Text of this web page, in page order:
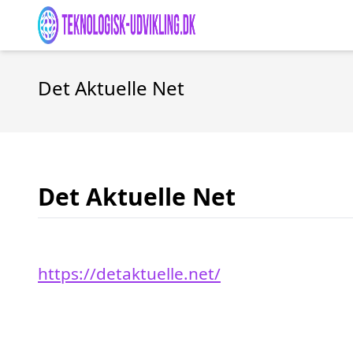
Det Aktuelle Net
Det Aktuelle Net
https://detaktuelle.net/